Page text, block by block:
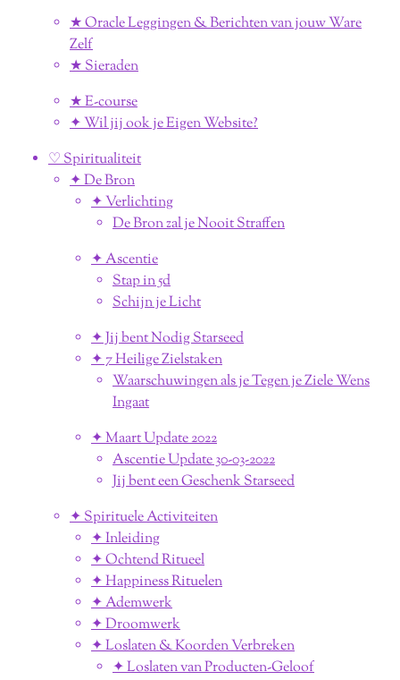
★ Oracle Leggingen & Berichten van jouw Ware
Zelf
★ Sieraden
★ E-course
✦ Wil jij ook je Eigen Website?
♡ Spiritualiteit
✦ De Bron
✦ Verlichting
De Bron zal je Nooit Straffen
✦ Ascentie
Stap in 5d
Schijn je Licht
✦ Jij bent Nodig Starseed
✦ 7 Heilige Zielstaken
Waarschuwingen als je Tegen je Ziele Wens
Ingaat
✦ Maart Update 2022
Ascentie Update 30-03-2022
Jij bent een Geschenk Starseed
✦ Spirituele Activiteiten
✦ Inleiding
✦ Ochtend Ritueel
✦ Happiness Rituelen
✦ Ademwerk
✦ Droomwerk
✦ Loslaten & Koorden Verbreken
✦ Loslaten van Producten-Geloof